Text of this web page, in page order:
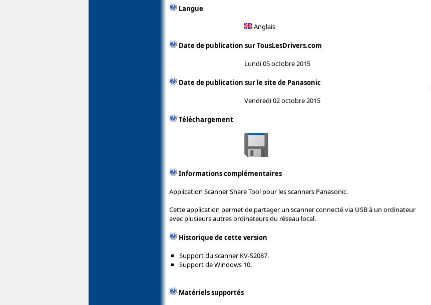
Langue
Anglais
Date de publication sur TousLesDrivers.com
Lundi 05 octobre 2015
Date de publication sur le site de Panasonic
Vendredi 02 octobre 2015
Téléchargement
Informations complémentaires
Application Scanner Share Tool pour les scanners Panasonic.
Cette application permet de partager un scanner connecté via USB à un ordinateur
avec plusieurs autres ordinateurs du réseau local.
Historique de cette version
Support du scanner KV-S2087.
Support de Windows 10.
Matériels supportés